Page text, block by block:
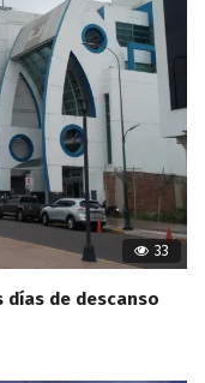
33
días de descanso